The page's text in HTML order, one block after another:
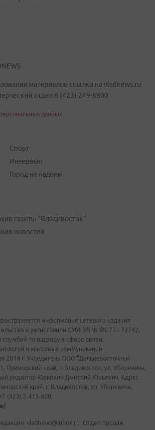
материалов ссылка на vladnews.ru
отдел 8 (423) 249-8800
данных
Спорт
Интервью
Город на ладони
газеты "Владивосток"
новостей
информация сетевого издания
о регистрации СМИ ЭЛ № ФС 77 - 72742,
по надзору в сфере связи,
и массовых коммуникаций
2018 г. Учредитель ООО "Дальневосточный
Приморский край, г. Владивосток, ул. Уборевича,
редактор Юркевич Дмитрий Юрьевич. Адрес
край, г. Владивосток, ул. Уборевича,
(423) 2-415-600.
vladnews@inbox.ru. Отдел продаж